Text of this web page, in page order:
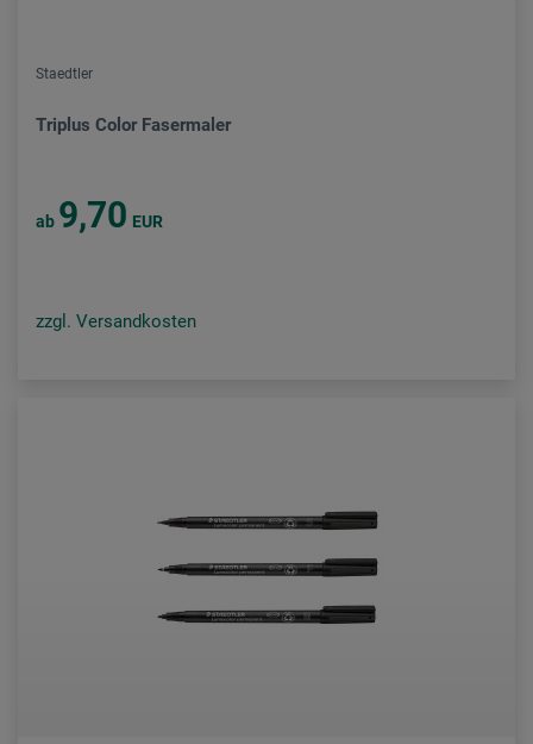
Staedtler
Triplus Color Fasermaler
ab 9,70 EUR
zzgl. Versandkosten